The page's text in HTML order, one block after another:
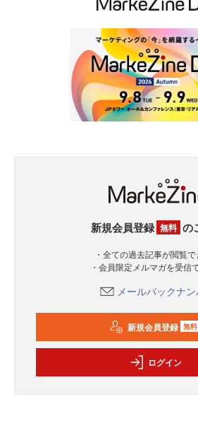
新規会員登録 無料 の
・全ての過去記事が閲覧
・会員限定メルマガを受信
メールバックナ
新規会員登録 無料
ログイン